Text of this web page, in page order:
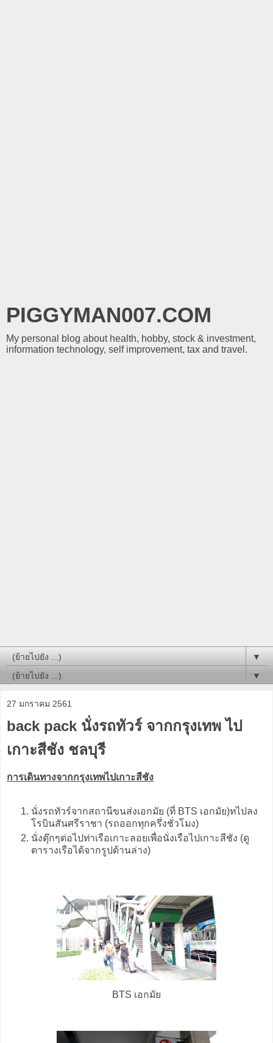
PIGGYMAN007.COM
My personal blog about health, hobby, stock & investment,
information technology, self improvement, tax and travel.
▼
▼
27 มกราคม 2561
back pack นั่งรถทัวร์ จากกรุงเทพ ไป
เกาะสีชัง ชลบุรี
การเดินทางจากกรุงเทพไปเกาะสีชัง
นั่งรถทัวร์จากสถานีขนส่งเอกมัย (ที่ BTS เอกมัย)ทไปลง
โรบินสันศรีราชา (รถออกทุกครึ่งชั่วโมง)
นั่งตุ๊กๆต่อไปท่าเรือเกาะลอยเพื่อนั่งเรือไปเกาะสีชัง (ดู
ตารางเรือได้จากรูปด้านล่าง)
BTS เอกมัย